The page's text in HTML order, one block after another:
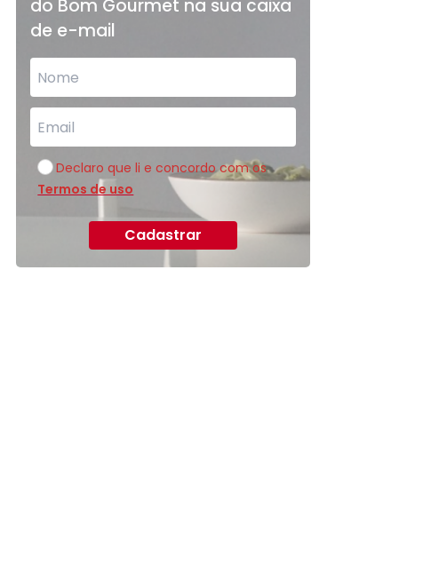
5
Bolo de chocolate fofinho e
sem cobertura é opção para
o lanche das crianças
do Bom Gourmet na sua caixa
de e-mail
Declaro que li e concordo com os
Termos de uso
Cadastrar